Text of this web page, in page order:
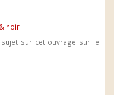
noir
sur cet ouvrage sur le